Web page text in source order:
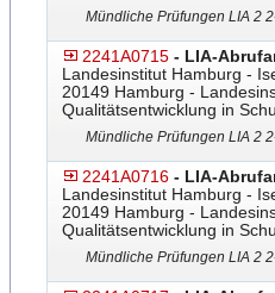
Mündliche Prüfungen LIA 2
2241A0715 - LIA-
Landesinstitut Hamburg -
20149 Hamburg -
Qualitätsentwicklung in
Mündliche Prüfungen LIA 2
2241A0716 - LIA-
Landesinstitut Hamburg -
20149 Hamburg -
Qualitätsentwicklung in
Mündliche Prüfungen LIA 2